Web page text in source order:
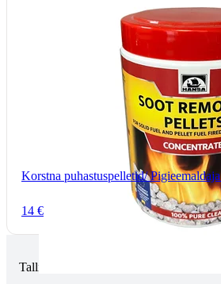
Korstna puhastuspelletid/
14 €
Tallinnas kaminasalong